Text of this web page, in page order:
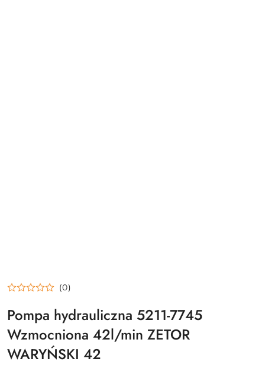
(0)
Pompa hydrauliczna 5211-7745
Wzmocniona 42l/min ZETOR
WARYŃSKI 42